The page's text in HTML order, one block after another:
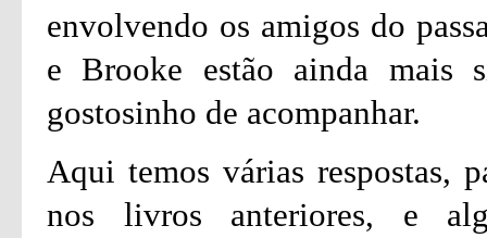
envolvendo os amigos do
e Brooke estão ainda mais
gostosinho de acompanhar.
Aqui temos várias respostas,
nos livros anteriores, e